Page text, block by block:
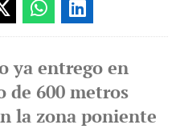
ya entrego en
de 600 metros
la zona poniente